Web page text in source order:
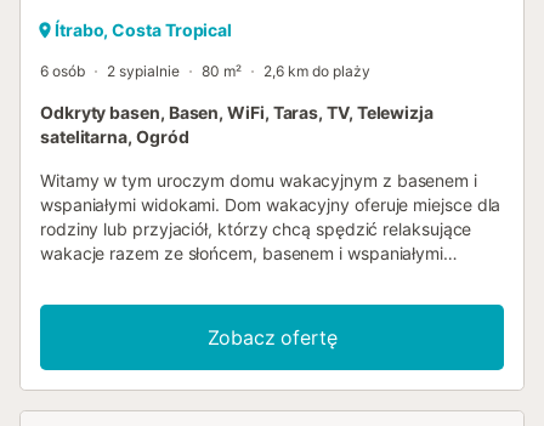
Ítrabo, Costa Tropical
6 osób 2 sypialnie 80 m² 2,6 km do plaży
Odkryty basen, Basen, WiFi, Taras, TV, Telewizja
satelitarna, Ogród
Witamy w tym uroczym domu wakacyjnym z basenem i
wspaniałymi widokami. Dom wakacyjny oferuje miejsce dla
rodziny lub przyjaciół, którzy chcą spędzić relaksujące
wakacje razem ze słońcem, basenem i wspaniałymi
z jadalnią i kuchnią na otwartym planie, dwie sypialnie i
łazienka. Zrelaksuj się na zadaszonym lub otwartym
tarasie przy pysznej kolacji lub spędź tu cały dzień z
dobrą książką i chłodnym drinkiem, podziwiając
Zobacz ofertę